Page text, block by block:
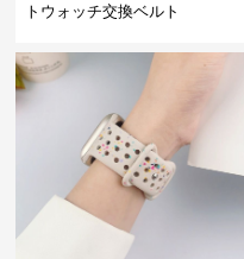
トウォッチ交換ベルト